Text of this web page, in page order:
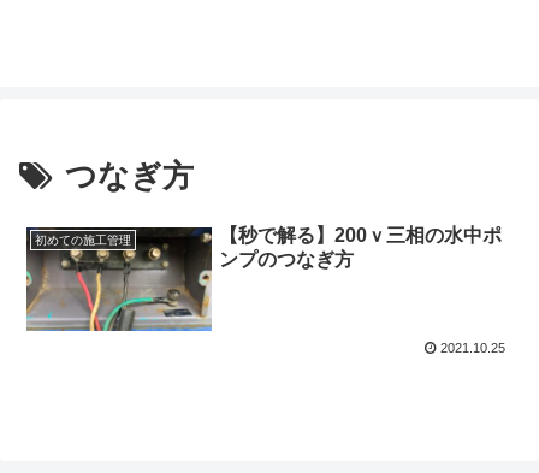
つなぎ方
初めての施工管理
【秒で解る】200ｖ三相の水中ポ
ンプのつなぎ方
2021.10.25